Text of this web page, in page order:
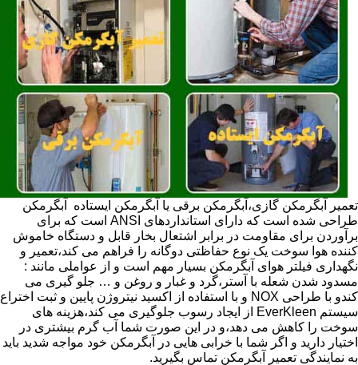
تعمیر آبگرمکن گازی،آبگرمکن برقی یا آبگرمکن ایستاده ​ آبگرمکن
طراحی شده است که دارای استانداردهای ANSI است که برای
برآوردن برای مقاومت در برابر اشتعال بخار قابل و دستگاه خاموش
کننده هوا سوخت یک نوع حفاظتی دوگانه را فراهم می کند،تعمیر و
نگهداری فیلتر هوای آبگرمکن بسیار مهم است و از عواملی مانند :
مسدود شدن شعله با آستر،گرد و غبار و روغن و … جلو گیری می
کندو با طراحی NOX و با استفاده از اکسید نیتروژن پایین و ثبت اختراع
سیستم EverKleen از ایجاد رسوب جلوگیری می کند،هزینه های
سوخت را کاهش می دهد،و در این صورت شما آب گرم بیشتری در
اختیار دارید و اگر شما با خرابی هایی در آبگرمکن خود مواجه شدید باید
به نمایندگی تعمیر آبگرمکن تماس بگیرید.